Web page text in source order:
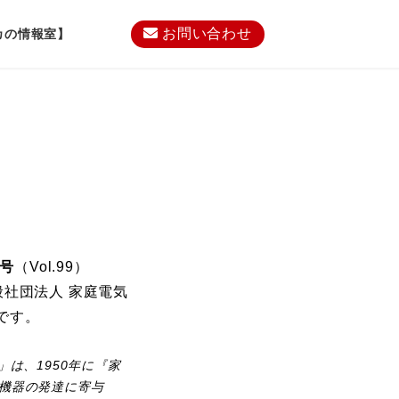
の情報室】 お問い合わせ
（Vol.99）
団法人 家庭電気
す。
は、1950年に『家
器の発達に寄与